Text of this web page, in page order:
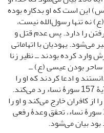
این است که او بدکاره بوده
تنها رسول‌الله نیست،
را دارد. پس عدم قتل و
می‌شود. یهودیان با اتهاماتی
کرده بودند ــ نظیر زنا
و ساحر بودن عیسی (ع) ــ
و ادعا کردند که او را
کشتیم. قرآن کشته شدن را دوبار در آیۀ 157 سورۀ نساء رد می‌کند.
از کافران خارج می‌کند و او را
از این نسبت تطهیر می‌کند. در آیۀ 158 سورۀ نساء، تحقق وعدۀ رفعی